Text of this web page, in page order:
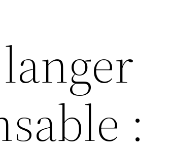
: